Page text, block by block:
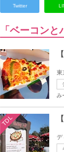
Twitter
「ベーコン
東
み
TDL
デ